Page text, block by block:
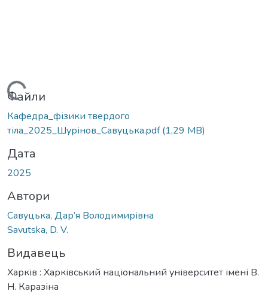
Вантажиться...
Файли
Кафедра_фізики твердого
тіла_2025_Шурінов_Савуцька.pdf(1,29 MB)
Дата
2025
Автори
Савуцька, Дар’я Володимирівна
Savutska, D. V.
Видавець
Харків : Харківський національний університет імені В.
Н. Каразіна